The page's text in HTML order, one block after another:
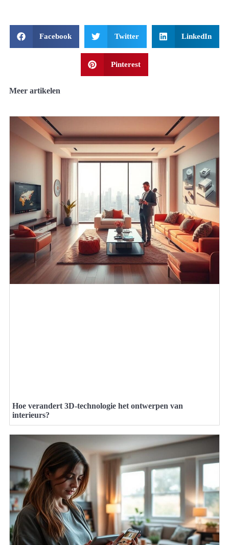
Facebook Twitter LinkedIn
Pinterest
Meer artikelen
Hoe verandert 3D-technologie het ontwerpen van
interieurs?